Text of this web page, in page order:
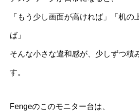
「もう少し画面が高ければ」「机の
ば」
そんな小さな違和感が、少しずつ積
す。
Fengeのこのモニター台は、